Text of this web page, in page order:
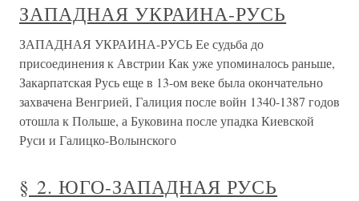
ЗАПАДНАЯ УКРАИНА-РУСЬ
ЗАПАДНАЯ УКРАИНА-РУСЬ Ее судьба до
присоединения к Австрии Как уже упоминалось раньше,
Закарпатская Русь еще в 13-ом веке была окончательно
захвачена Венгрией, Галиция после войн 1340-1387 годов
отошла к Польше, а Буковина после упадка Киевской
Руси и Галицко-Волынского
§ 2. ЮГО-ЗАПАДНАЯ РУСЬ